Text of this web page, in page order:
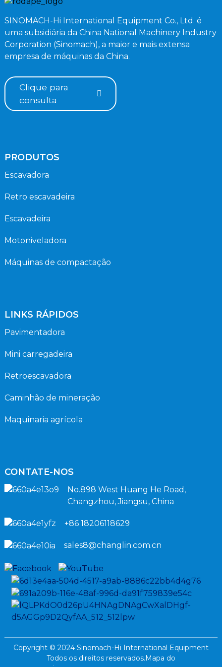
SINOMACH-Hi International Equipment Co., Ltd. é
uma subsidiária da China National Machinery Industry
Corporation (Sinomach), a maior e mais extensa
empresa de máquinas da China.
Clique para
consulta
PRODUTOS
Escavadora
Retro escavadeira
Escavadeira
Motoniveladora
Máquinas de compactação
LINKS RÁPIDOS
Pavimentadora
Mini carregadeira
Retroescavadora
Caminhão de mineração
Maquinaria agrícola
CONTATE-NOS
No.898 West Huang He Road,
Changzhou, Jiangsu, China
+86 18206118629
sales8@changlin.com.cn
Copyright © 2024 Sinomach-Hi International Equipment
Todos os direitos reservados.Mapa do